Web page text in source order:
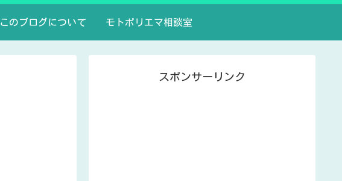
このブログについて モトポリエマ相談室
スポンサーリンク